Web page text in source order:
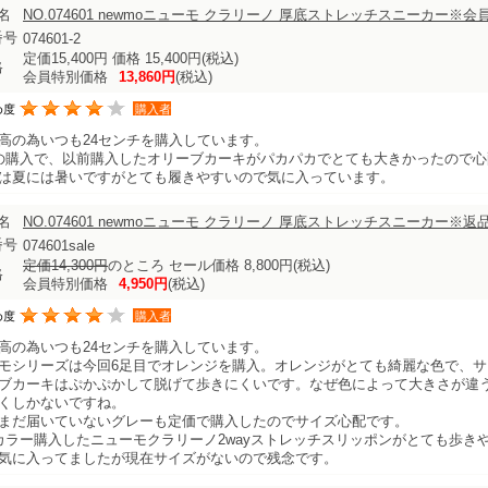
NO.074601 newmoニューモ クラリーノ 厚底ストレッチスニーカー※会
号 074601-2
定価15,400円 価格 15,400円(税込)
会員特別価格
13,860円(税込)
度 購入者
の為いつも24センチを購入しています。
購入で、以前購入したオリーブカーキがパカパカでとても大きかったので
夏には暑いですがとても履きやすいので気に入っています。
NO.074601 newmoニューモ クラリーノ 厚底ストレッチスニーカー※返
号 074601sale
定価14,300円のところ セール価格 8,800円(税込)
会員特別価格
4,950円(税込)
度 購入者
の為いつも24センチを購入しています。
シリーズは今回6足目でオレンジを購入。オレンジがとても綺麗な色で、
カーキはぷかぷかして脱げて歩きにくいです。なぜ色によって大きさが
しかないですね。
だ届いていないグレーも定価で購入したのでサイズ心配です。
ラー購入したニューモクラリーノ2wayストレッチスリッポンがとても歩
に入ってましたが現在サイズがないので残念です。